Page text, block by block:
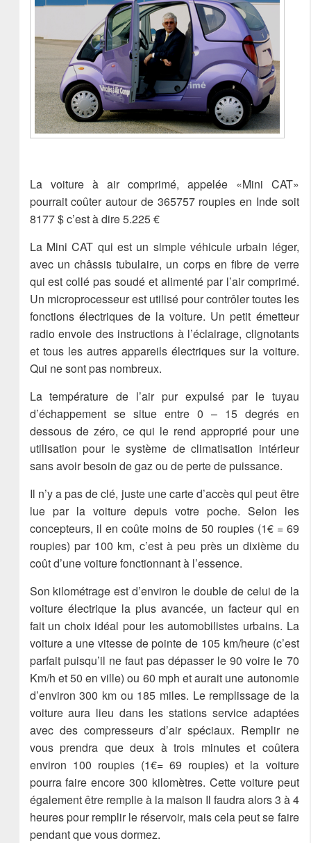
La voiture à air comprimé, appelée «Mini CAT»
pourrait coûter autour de 365757 roupies en Inde soit
8177 $ c’est à dire 5.225 €
La Mini CAT qui est un simple véhicule urbain léger,
avec un châssis tubulaire, un corps en fibre de verre
qui est collé pas soudé et alimenté par l’air comprimé.
Un microprocesseur est utilisé pour contrôler toutes les
fonctions électriques de la voiture. Un petit émetteur
radio envoie des instructions à l’éclairage, clignotants
et tous les autres appareils électriques sur la voiture.
Qui ne sont pas nombreux.
La température de l’air pur expulsé par le tuyau
d’échappement se situe entre 0 – 15 degrés en
dessous de zéro, ce qui le rend approprié pour une
utilisation pour le système de climatisation intérieur
sans avoir besoin de gaz ou de perte de puissance.
Il n’y a pas de clé, juste une carte d’accès qui peut être
lue par la voiture depuis votre poche. Selon les
concepteurs, il en coûte moins de 50 roupies (1€ = 69
roupies) par 100 km, c’est à peu près un dixième du
coût d’une voiture fonctionnant à l’essence.
Son kilométrage est d’environ le double de celui de la
voiture électrique la plus avancée, un facteur qui en
fait un choix idéal pour les automobilistes urbains. La
voiture a une vitesse de pointe de 105 km/heure (c’est
parfait puisqu’il ne faut pas dépasser le 90 voire le 70
Km/h et 50 en ville) ou 60 mph et aurait une autonomie
d’environ 300 km ou 185 miles. Le remplissage de la
voiture aura lieu dans les stations service adaptées
avec des compresseurs d’air spéciaux. Remplir ne
vous prendra que deux à trois minutes et coûtera
environ 100 roupies (1€= 69 roupies) et la voiture
pourra faire encore 300 kilomètres. Cette voiture peut
également être remplie à la maison Il faudra alors 3 à 4
heures pour remplir le réservoir, mais cela peut se faire
pendant que vous dormez.